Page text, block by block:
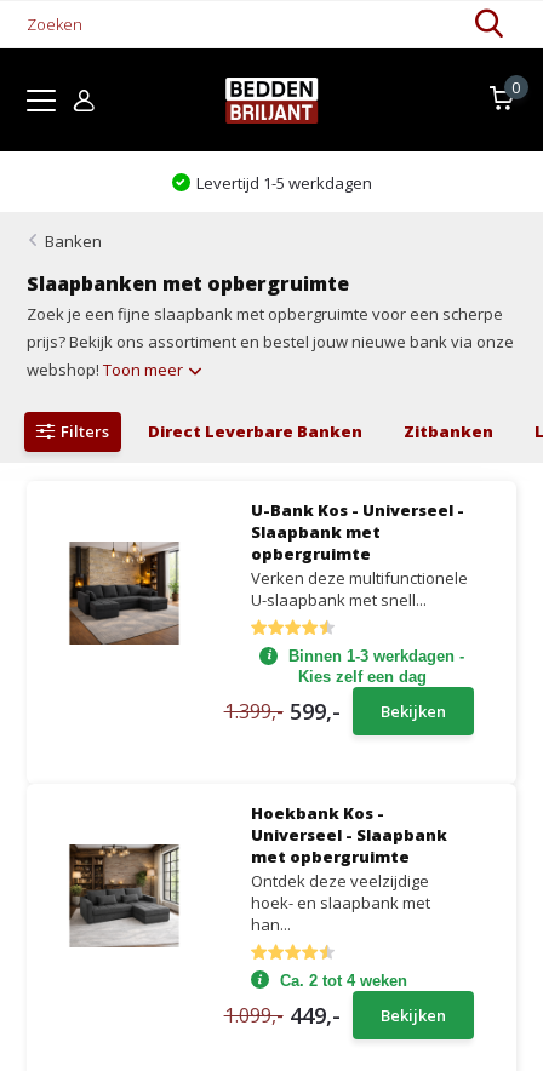
0
Levertijd 1-5 werkdagen
Banken
Slaapbanken met opbergruimte
Zoek je een fijne slaapbank met opbergruimte voor een scherpe
prijs? Bekijk ons assortiment en bestel jouw nieuwe bank via onze
webshop!Toon meer
Filters Direct Leverbare Banken Zitbanken
U-Bank Kos - Universeel -
Slaapbank met
opbergruimte
Verken deze multifunctionele
U-slaapbank met snell...
Binnen 1-3 werkdagen -
Kies zelf een dag
1.399,- 599,- Bekijken
Hoekbank Kos -
Universeel - Slaapbank
met opbergruimte
Ontdek deze veelzijdige
hoek- en slaapbank met
han...
Ca. 2 tot 4 weken
1.099,- 449,- Bekijken